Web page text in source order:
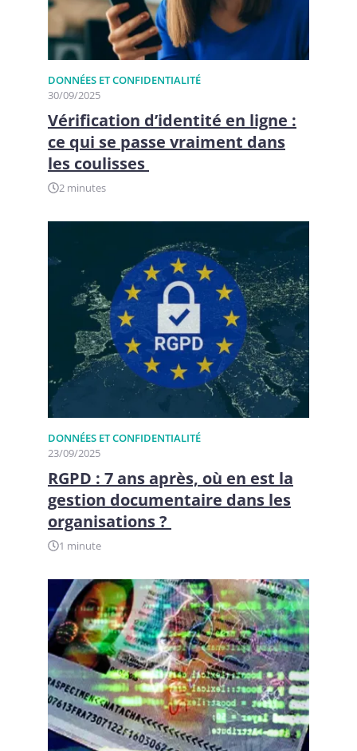
DONNÉES ET CONFIDENTIALITÉ
30/09/2025
Vérification d’identité en ligne :
ce qui se passe vraiment dans
les coulisses
2 minutes
DONNÉES ET CONFIDENTIALITÉ
23/09/2025
RGPD : 7 ans après, où en est la
gestion documentaire dans les
organisations ?
1 minute